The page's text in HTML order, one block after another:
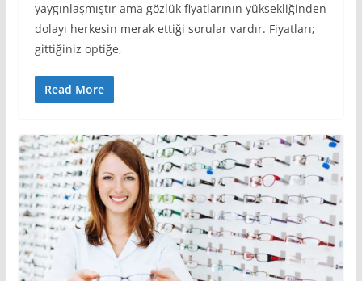
yaygınlaşmıştır ama gözlük fiyatlarının yüksekliğinden
dolayı herkesin merak ettiği sorular vardır. Fiyatları;
gittiğiniz optiğe,
Read More